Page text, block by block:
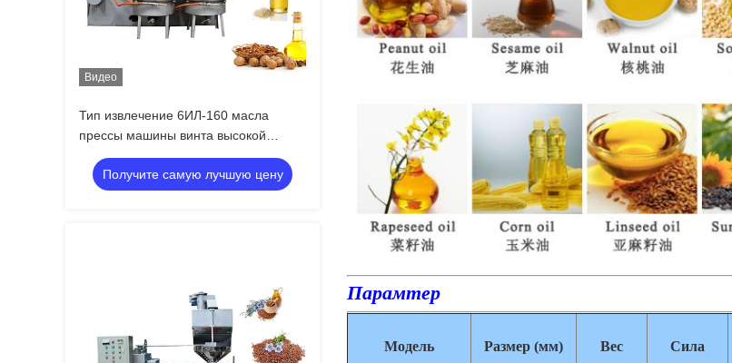
Видео
Тип извлечение 6ИЛ-160 масла
прессы машины винта высокой
эффективности/винта прессы
Получите самую лучшую цену
Парамтер
Модель Размер (мм) Вес Сила